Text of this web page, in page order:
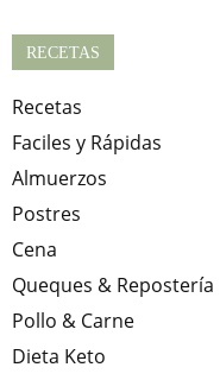
RECETAS
Recetas
Faciles y Rápidas
Almuerzos
Postres
Cena
Queques & Repostería
Pollo & Carne
Dieta Keto